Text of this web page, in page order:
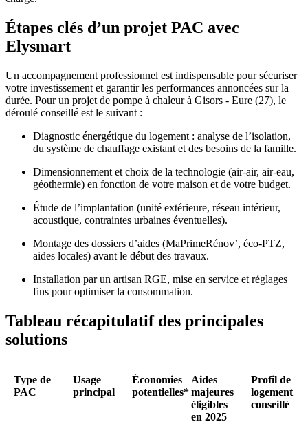
Étapes clés d’un projet PAC avec
Elysmart
Un accompagnement professionnel est indispensable pour sécuriser
votre investissement et garantir les performances annoncées sur la
durée. Pour un projet de pompe à chaleur à Gisors - Eure (27), le
déroulé conseillé est le suivant :​
Diagnostic énergétique du logement : analyse de l’isolation,
du système de chauffage existant et des besoins de la famille.
Dimensionnement et choix de la technologie (air-air, air-eau,
géothermie) en fonction de votre maison et de votre budget.
Étude de l’implantation (unité extérieure, réseau intérieur,
acoustique, contraintes urbaines éventuelles).
Montage des dossiers d’aides (MaPrimeRénov’, éco-PTZ,
aides locales) avant le début des travaux.​
Installation par un artisan RGE, mise en service et réglages
fins pour optimiser la consommation.
Tableau récapitulatif des principales
solutions
Type de
PAC
Usage
principal
Économies
potentielles*
Aides
majeures
éligibles
en 2025
Profil de
logement
conseillé